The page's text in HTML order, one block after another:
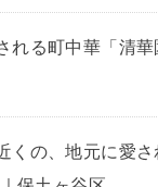
れる町中華「清
くの、地元に愛さ